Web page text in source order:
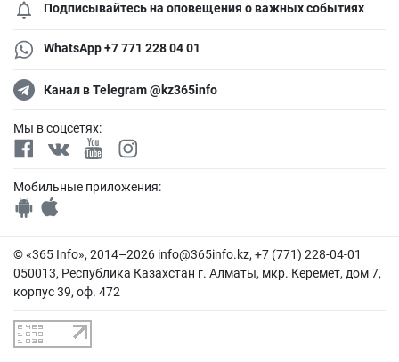
Подписывайтесь на оповещения о важных событиях
WhatsApp +7 771 228 04 01
Канал в Telegram @kz365info
Мы в соцсетях:
Мобильные приложения:
© «365 Info», 2014–2026 info@365info.kz, +7 (771) 228-04-01
050013, Республика Казахстан г. Алматы, мкр. Керемет, дом 7,
корпус 39, оф. 472